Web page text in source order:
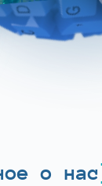
о нас